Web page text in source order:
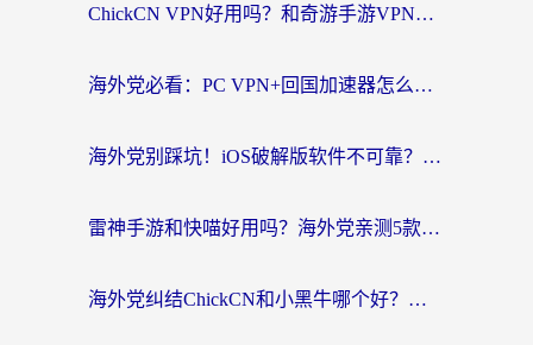
ChickCN VPN好用吗？和奇游手游VPN对比哪个回国效果更好？海外党亲测实用指南
海外党必看：PC VPN+回国加速器怎么选？无缝访问国内资源全攻略
海外党别踩坑！iOS破解版软件不可靠？教你选对回国加速器无缝看国内资源
雷神手游和快喵好用吗？海外党亲测5款回国加速器，附斧牛Bling对比+微信视频号解决办法
海外党纠结ChickCN和小黑牛哪个好？一篇帮你选对回国加速器的实用指南